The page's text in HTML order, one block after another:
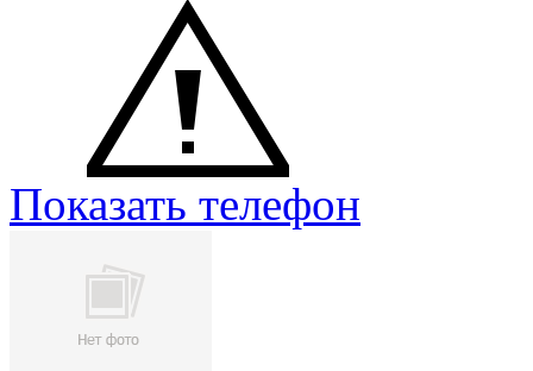
Показать телефон